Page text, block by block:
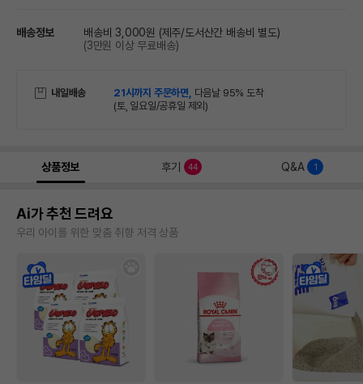
배송정보 배송비 3,000원 (제주/도서산간 배송비 별도)
(3만원 이상 무료배송)
내일배송 21시까지 주문하면, 다음날 95% 도착
(토, 일요일/공휴일 제외)
상품정보 후기 44 Q&A 1
Ai가 추천 드려요
우리 아이를 위한 맞춤 취향 저격 상품